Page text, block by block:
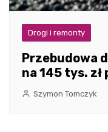
Drogi i remonty
Przebudowa
na 145 tys. zł
Szymon Tomczyk